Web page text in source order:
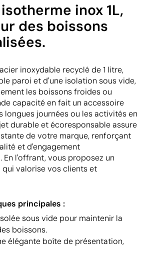
inox 1L,
des boissons
inoxydable recyclé de 1 litre,
paroi et d'une isolation sous vide,
les boissons froides ou
capacité en fait un accessoire
longues journées ou les activités en
durable et écoresponsable assure
de votre marque, renforçant
et d'engagement
En l'offrant, vous proposez un
valorise vos clients et
principales :
sous vide pour maintenir la
boissons.
élégante boîte de présentation,